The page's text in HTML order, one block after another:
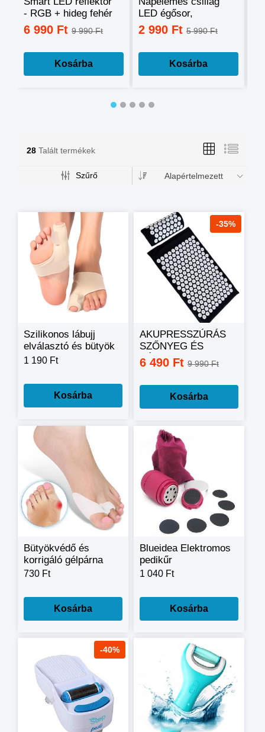
- RGB + hideg fehér
+ meleg fehér, okos
telefonnal
6 990 Ft 9 990 Ft
Kosárba
LED égősor,
fényfüzér
2 990 Ft 5 990 Ft
Kosárba
28 Talált termékek
Szűrő Alapértelmezett
Szilikonos lábujj
elválasztó és bütyök
korrektor
1 190 Ft
Kosárba
-35%
AKUPRESSZÚRÁS
SZŐNYEG ÉS
PÁRNA
6 490 Ft 9 990 Ft
Kosárba
Bütyökvédő és
korrigáló gélpárna
Lábujj elválasztó (
csomag - 7107 -
730 Ft
Kosárba
Blueidea Elektromos
pedikűr
1 040 Ft
Kosárba
-40%